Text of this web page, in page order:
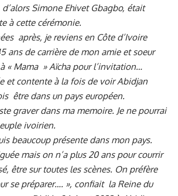
Simone Ehivet Gbagbo, était
à cette cérémonie.
après, je reviens en Côte d’Ivoire
ans de carrière de mon amie et soeur
« Mama » Aïcha pour l’invitation…
et contente à la fois de voir Abidjan
être dans un pays européen.
graver dans ma memoire. Je ne pourrai
ivoirien.
beaucoup présente dans mon pays.
mais on n’a plus 20 ans pour courrir
être sur toutes les scènes. On préfère
se préparer…. », confiait la Reine du